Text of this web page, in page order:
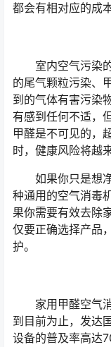
都会有相对应的成本
室内空气污染的
的尾气颗粒污染、
到的气体有害污染
有感到任何不适，
甲醛是不可见的，
时，健康风险将越
如果你只是想净
种通用的空气消毒
果你需要有效去除
仅要正确选择产品
护。
家用甲醛空气消
到目前为止，发达
设备的普及率高达